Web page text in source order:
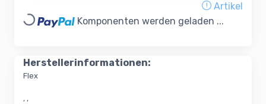
Artikel
Loading... Komponenten werden geladen ...
Herstellerinformationen:
Flex
, ,